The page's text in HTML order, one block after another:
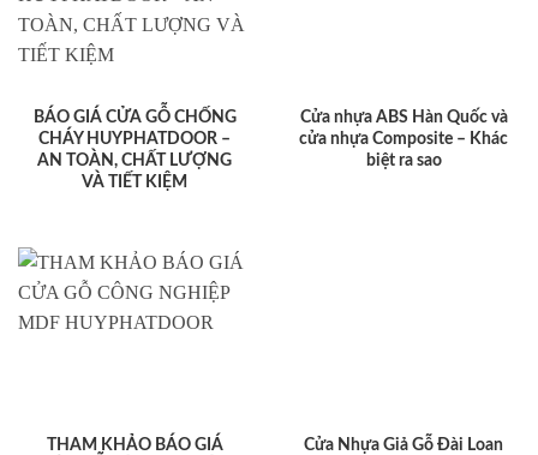
BÁO GIÁ CỬA GỖ CHỐNG
CHÁY HUYPHATDOOR –
AN TOÀN, CHẤT LƯỢNG
VÀ TIẾT KIỆM
Cửa nhựa ABS Hàn Quốc và
cửa nhựa Composite – Khác
biệt ra sao
THAM KHẢO BÁO GIÁ
Cửa Nhựa Giả Gỗ Đài Loan